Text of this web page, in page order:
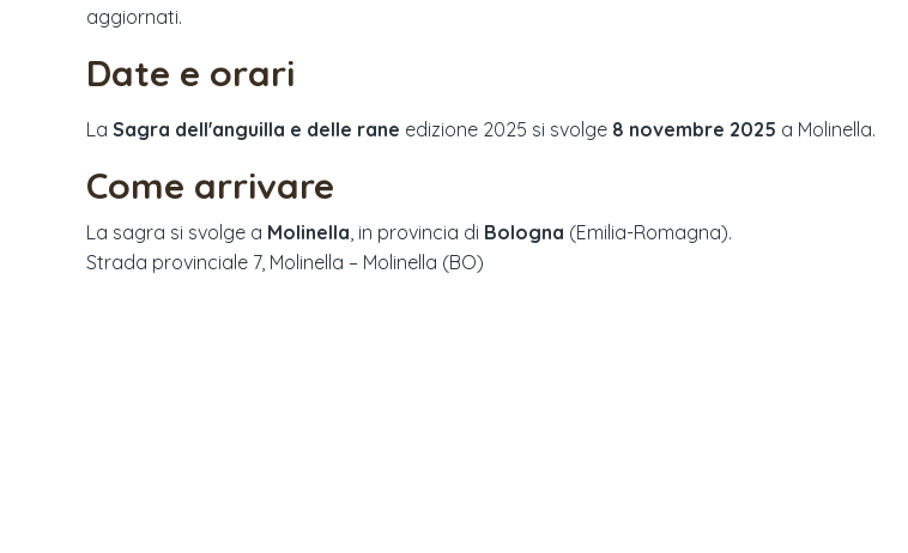
aggiornati.
Date e orari
La Sagra dell'anguilla e delle rane edizione 2025 si svolge 8 novembre 2025 a Molinella.
Come arrivare
La sagra si svolge a Molinella , in provincia di Bologna (Emilia-Romagna).
Strada provinciale 7, Molinella – Molinella (BO)